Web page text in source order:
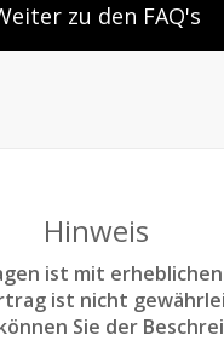
zu den FAQ's
Hinweis
ist mit
ist nicht
Sie der